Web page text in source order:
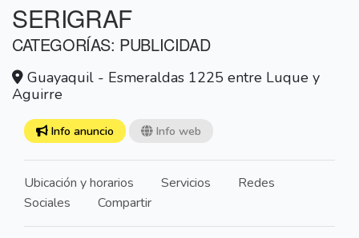
SERIGRAF
CATEGORÍAS: PUBLICIDAD
Guayaquil - Esmeraldas 1225 entre Luque y
Aguirre
Info anuncio Info web
Ubicación y horarios Servicios
Redes
Sociales
Compartir